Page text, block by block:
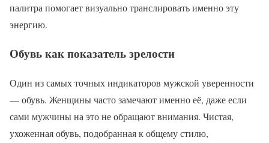
палитра помогает визуально транслировать именно эту
энергию.
Обувь как показатель зрелости
Один из самых точных индикаторов мужской уверенности
— обувь. Женщины часто замечают именно её, даже если
сами мужчины на это не обращают внимания. Чистая,
ухоженная обувь, подобранная к общему стилю,